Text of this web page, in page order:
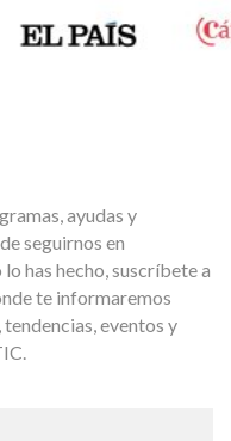
ayudas y
seguirnos en
lo has hecho, suscríbete a
te informaremos
eventos y